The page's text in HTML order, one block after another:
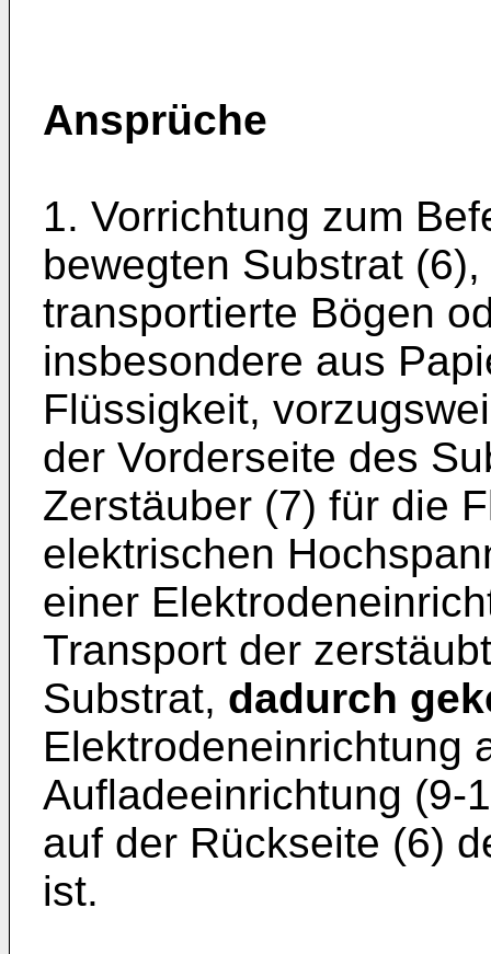
Ansprüche
1. Vorrichtung zum
bewegten Substrat
transportierte Bögen
insbesondere aus
Flüssigkeit,
der Vorderseite des
Zerstäuber (7) für die
elektrischen
einer
Transport der
Substrat, da­durch
Elektrodeneinrichtung
Aufladeeinrichtung (9-
auf der Rückseite (6)
ist.